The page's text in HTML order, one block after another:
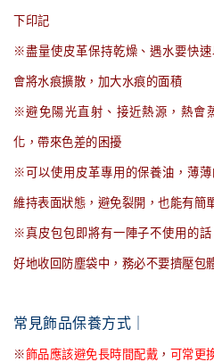
下印記
※盡量使皮革保持乾燥、遇水要快
會將水痕擴散，加大水痕的面積
※避免陽光直射、接近熱源，熱會
化，帶來色差的困擾
※可以使用皮革專用的保養油，薄
維持表面狀態，避免裂開，也能有簡
※真皮包包即將有一陣子不使用的
好地收回防塵袋中，務必不要擠壓包
常見飾品保養方式｜
※飾品應該避免長時間配戴 ， 可常更